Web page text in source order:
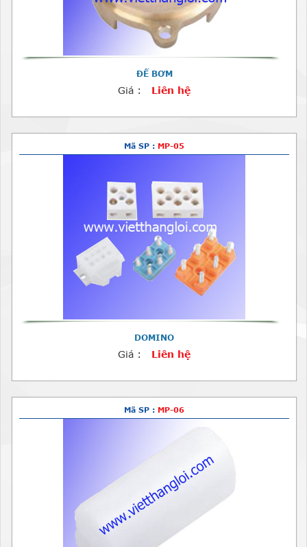
ĐẾ BƠM
Giá : Liên hệ
Mã SP : MP-05
DOMINO
Giá : Liên hệ
Mã SP : MP-06